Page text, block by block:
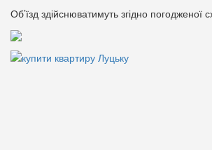
Об’їзд здійснюватимуть згідно погодженої